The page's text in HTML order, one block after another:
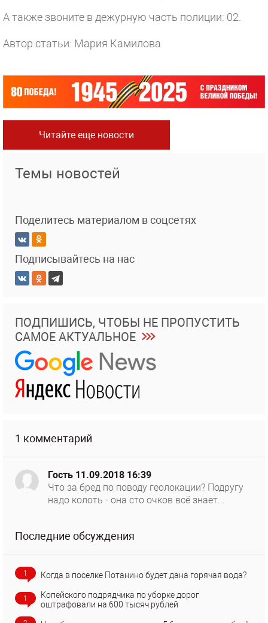
А также звоните в дежурную часть полиции: 02.
Автор статьи: Мария Камилова
Читайте еще новости
Темы новостей
Поделитесь материалом в соцсетях
Подписывайтесь на нас
ПОДПИШИСЬ, ЧТОБЫ НЕ ПРОПУСТИТЬ
САМОЕ АКТУАЛЬНОЕ
1 комментарий
Гость 11.09.2018 16:39
Что за бред по поводу геолокации? Подругу
надо колоть - она сто очков всё знает...
Последние обсуждения
1 Когда в поселке Потанино будет дана горячая вода?
1
Копейского подрядчика по уборке дорог
оштрафовали на 600 тысяч рублей